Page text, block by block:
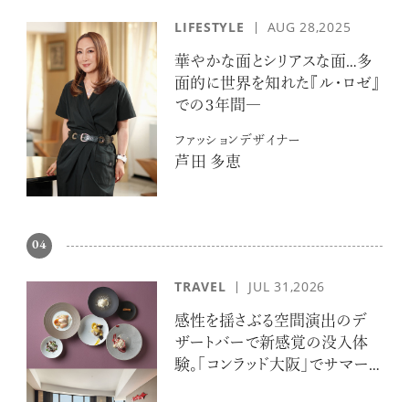
感覚で味わうニューヨークの魅力
超絶技巧が生み出すエナメル工芸
のアートピース
記憶に残る特別な体験をオーダーメ
イド！京都で話題のラグジュアリー人
力車
LIFESTYLE AUG 28,2025
華やかな面とシリアスな面…多
面的に世界を知れた『ル・ロゼ』
での３年間―
ファッションデザイナー
芦田 多恵
04
TRAVEL JUL 31,2026
感性を揺さぶる空間演出のデ
ザートバーで新感覚の没入体
験。「コンラッド大阪」でサマー